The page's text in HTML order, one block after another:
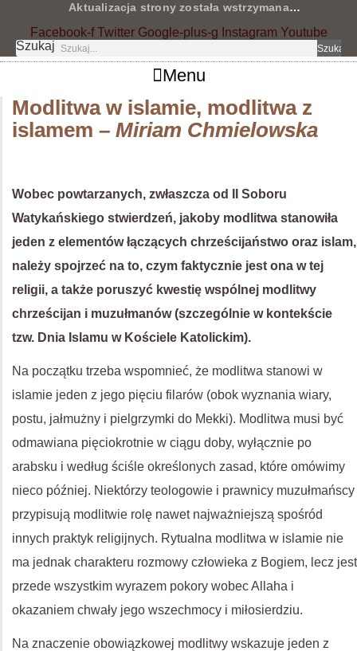
treści
Aktualizacja strony została wstrzymana…
Facebook-f Twitter Google-plus-g Instagram Youtube
Szukaj
Szukaj
Menu
Modlitwa w islamie, modlitwa z
islamem – Miriam Chmielowska
Wobec powtarzanych, zwłaszcza od II Soboru
Watykańskiego stwierdzeń, jakoby modlitwa stanowiła
jeden z elementów łączących chrześcijaństwo oraz islam,
należy spojrzeć na to, czym faktycznie jest ona w tej
religii, a także poruszyć kwestię wspólnej modlitwy
chrześcijan i muzułmanów (szczególnie w kontekście
tzw. Dnia Islamu w Kościele Katolickim).
Na początku trzeba wspomnieć, że modlitwa stanowi w
islamie jeden z jego pięciu filarów (obok wyznania wiary,
postu, jałmużny i pielgrzymki do Mekki). Modlitwa musi być
odmawiana pięciokrotnie w ciągu doby, wyłącznie po
arabsku i według ściśle określonych zasad, które omówimy
nieco później. Niektórzy teologowie i prawnicy muzułmańscy
przypisują modlitwie rolę nawet najważniejszą spośród
innych praktyk religijnych. Rytualna modlitwa w islamie nie
ma jednak charakteru rozmowy człowieka z Bogiem, lecz jest
przede wszystkim wyrazem pokory wobec Allaha i
okazaniem chwały jego wszechmocy i miłosierdziu.
Na znaczenie obowiązkowej modlitwy wskazuje jeden z